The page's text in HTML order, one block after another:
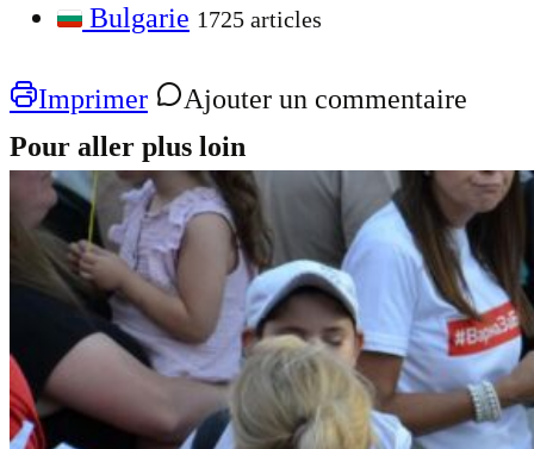
Bulgarie 1725 articles
Imprimer
Ajouter un commentaire
Pour aller plus loin